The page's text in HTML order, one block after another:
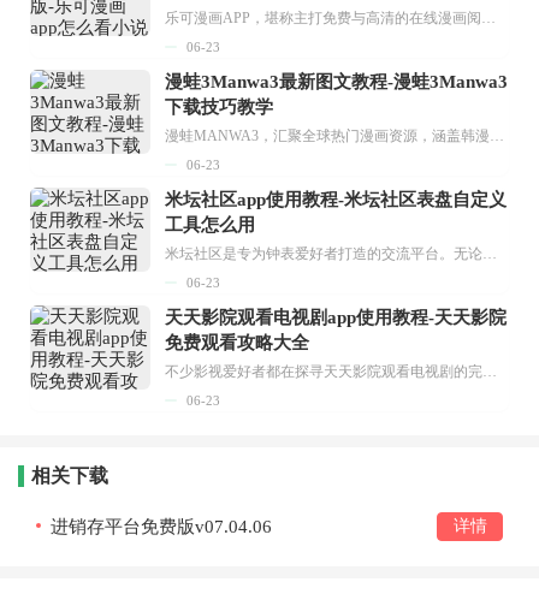
乐可漫画APP，堪称主打免费与高清的在线漫画阅读神器。其官方版提供海量完整版漫画资源，无论是国内漫画，还是日漫、韩漫、台漫、美漫等国外漫画，应有尽有，随时供你阅读。只需轻点一下，便能直接进入阅读界面。不仅如此，乐可漫画最新版本更新速度极快，在这里，你总能抢先看到全网一手漫画章节内容！...
06-23
漫蛙3Manwa3最新图文教程-漫蛙3Manwa3
下载技巧教学
漫蛙MANWA3，汇聚全球热门漫画资源，涵盖韩漫、欧美漫画、国漫等多种类型，题材丰富多样，全方位满足用户阅读喜好。它不仅是阅读平台，更是创作平台，为广大用户打造零门槛创作环境。...
06-23
米坛社区app使用教程-米坛社区表盘自定义
工具怎么用
米坛社区是专为钟表爱好者打造的交流平台。无论你是初涉钟表领域的普通爱好者，还是拥有多年收藏经验的资深玩家，都能在此找到属于自己的天地。 无需注册，就能轻松参与其中。通过专业的讨论论坛与丰富的交互功能，你可与世界各地的钟表爱好者畅快交流。若你钟情于钟表，米坛社区无疑是值得一试的理想之选。在这里，你能获取最新的手表资讯，交流见解，提升鉴赏品味，让每一块手表都成为收藏故事中重要的一部分。感兴趣的朋友，不要错过下载机会。...
06-23
天天影院观看电视剧app使用教程-天天影院
免费观看攻略大全
不少影视爱好者都在探寻天天影院观看电视剧的完整方法，结合最新平台使用规则，本篇新手入门攻略全面讲解观看渠道、检索流程、播放设置以及画面模式调整等实用内容。全文适配手机、电脑等主流设备，步骤简洁易懂，无论是初次使用的新手，还是想要优化观影体验的用户，都能参照内容快速上手，熟练掌握平台各项操作技巧，轻松畅享影视内容。...
06-23
相关下载
进销存平台免费版v07.04.06 详情